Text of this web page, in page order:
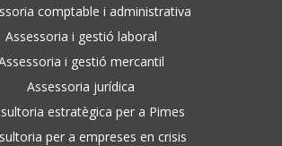
comptable i administrativa
Assessoria i gestió laboral
i gestió mercantil
Assessoria jurídica
estratègica per a Pimes
per a empreses en crisis